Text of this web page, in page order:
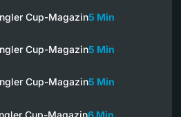
Cup-Magazin5 Min
Cup-Magazin5 Min
Cup-Magazin5 Min
Cup-Magazin6 Min